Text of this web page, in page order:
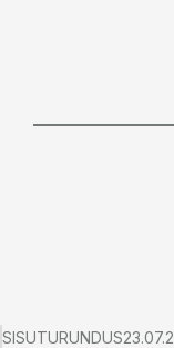
SISUTURUNDUS